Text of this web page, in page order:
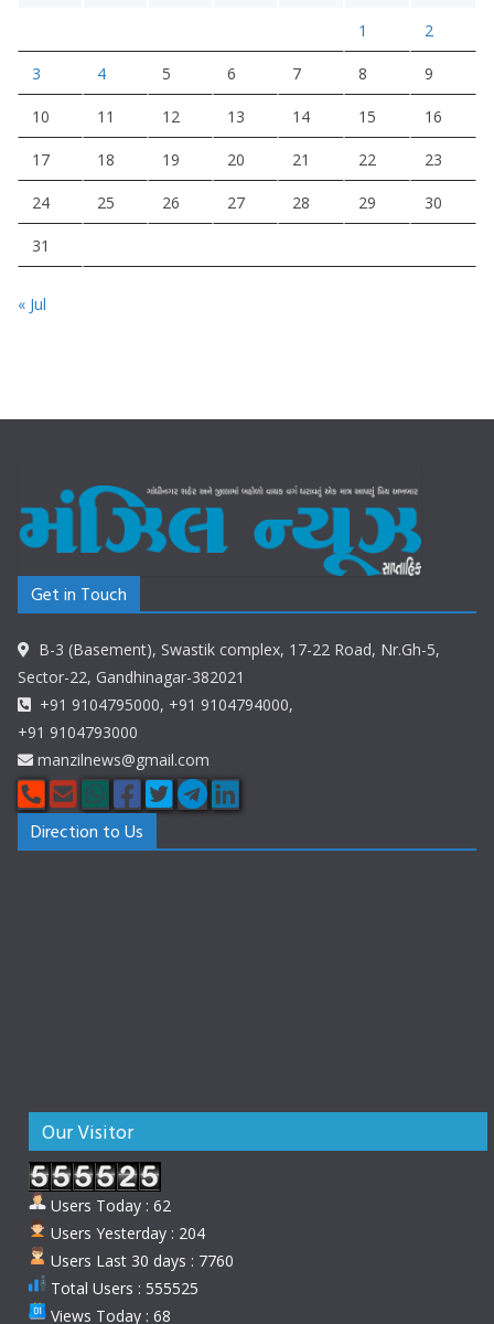
1 2
3 4 5 6 7 8 9
10 11 12 13 14 15 16
17 18 19 20 21 22 23
24 25 26 27 28 29 30
31
« Jul
Get in Touch
B-3 (Basement), Swastik complex, 17-22 Road, Nr.Gh-5,
Sector-22, Gandhinagar-382021
+91 9104795000, +91 9104794000,
+91 9104793000
manzilnews@gmail.com
Direction to Us
Our Visitor
Users Today : 62
Users Yesterday : 204
Users Last 30 days : 7760
Total Users : 555525
Views Today : 68